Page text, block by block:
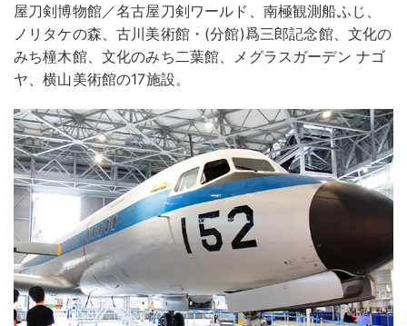
屋刀剣博物館／名古屋刀剣ワールド、南極観測船ふじ、
ノリタケの森、古川美術館・(分館)爲三郎記念館、文化の
みち橦木館、文化のみち二葉館、メグラスガーデン ナゴ
ヤ、横山美術館の17施設。